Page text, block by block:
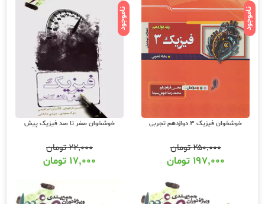
ناموجود
خوشخوان فیزیک 3 دوازدهم تجربی
۲۵۰,۰۰۰تومان
۱۹۷,۰۰۰ تومان
ناموجود
خوشخوان صفر تا صد فیزیک پیش
۲۲,۰۰۰تومان
۱۷,۰۰۰ تومان